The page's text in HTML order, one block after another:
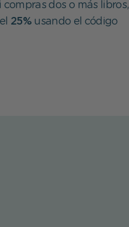
dos o más libros,
25% usando el código